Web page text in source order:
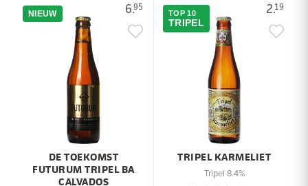
6.95
NIEUW
DE TOEKOMST
FUTURUM TRIPEL BA
CALVADOS
2.19
TOP 10
TRIPEL
TRIPEL KARMELIET
Tripel 8.4%